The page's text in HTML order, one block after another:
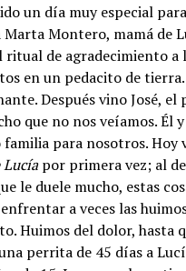
un día muy especial
Marta Montero, mamá de
ritual de agradecimiento a
en un pedacito de
Después vino José, el
que no nos veíamos. Él
familia para nosotros. Hoy
Lucíapor primera vez; al
le duele mucho, estas
a veces las
Huimos del dolor, hasta
perrita de 45 días a